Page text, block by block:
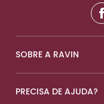
SOBRE A RAVIN
PRECISA DE AJUDA?